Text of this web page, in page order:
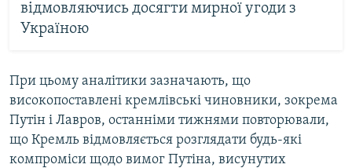
відмовляючись досягти мирної угоди з
Україною
При цьому аналітики зазначають, що
високопоставлені кремлівські чиновники, зокрема
Путін і Лавров, останніми тижнями повторювали,
що Кремль відмовляється розглядати будь-які
компроміси щодо вимог Путіна, висунутих